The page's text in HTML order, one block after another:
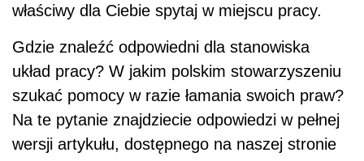
właściwy dla Ciebie spytaj w miejscu pracy.
Gdzie znaleźć odpowiedni dla stanowiska
układ pracy? W jakim polskim stowarzyszeniu
szukać pomocy w razie łamania swoich praw?
Na te pytanie znajdziecie odpowiedzi w pełnej
wersji artykułu, dostępnego na naszej stronie